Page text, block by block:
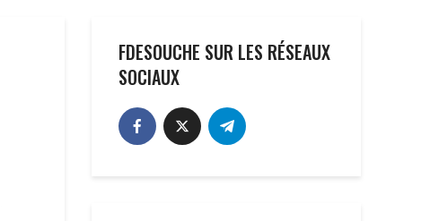
FDESOUCHE SUR LES RÉSEAUX
SOCIAUX